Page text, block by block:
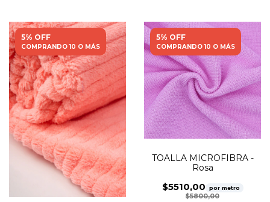
5% OFF
COMPRANDO 10 O MÁS
5% OFF
COMPRANDO 10 O MÁS
TOALLA MICROFIBRA -
Rosa
$5510,00 por metro
$5800,00